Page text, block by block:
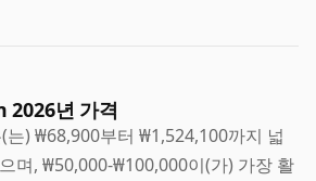
2026년 가격
) ₩68,900부터 ₩1,524,100까지 넓
며, ₩50,000-₩100,000이(가) 가장 활